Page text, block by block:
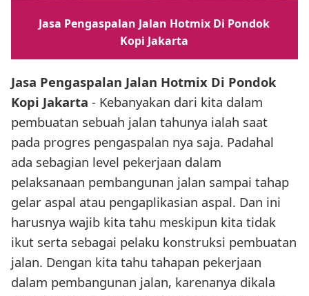
Jasa Pengaspalan Jalan Hotmix Di Pondok
Kopi Jakarta
Jasa Pengaspalan Jalan Hotmix Di Pondok
Kopi Jakarta - Kebanyakan dari kita dalam
pembuatan sebuah jalan tahunya ialah saat
pada progres pengaspalan nya saja. Padahal
ada sebagian level pekerjaan dalam
pelaksanaan pembangunan jalan sampai tahap
gelar aspal atau pengaplikasian aspal. Dan ini
harusnya wajib kita tahu meskipun kita tidak
ikut serta sebagai pelaku konstruksi pembuatan
jalan. Dengan kita tahu tahapan pekerjaan
dalam pembangunan jalan, karenanya dikala